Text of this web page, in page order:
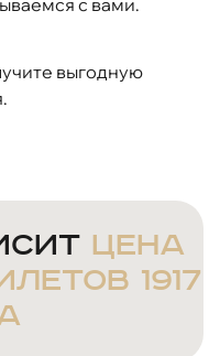
выгодную
цена
1917